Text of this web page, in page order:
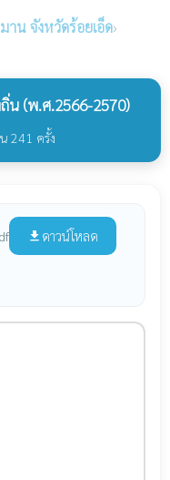
าน จังหวัดร้อยเอ็ด›
(พ.ศ.2566-2570)
241 ครั้ง
file_download ดาวน์โหลด